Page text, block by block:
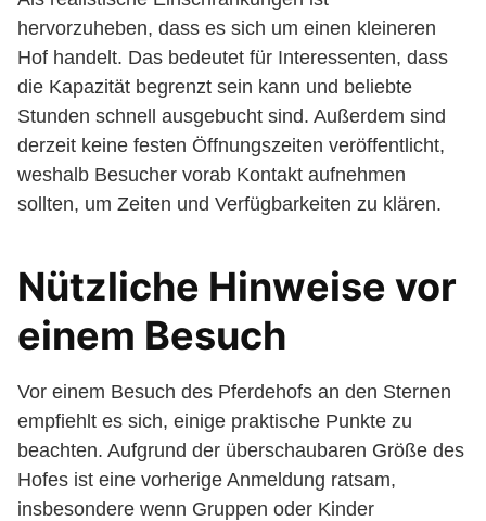
hervorzuheben, dass es sich um einen kleineren
Hof handelt. Das bedeutet für Interessenten, dass
die Kapazität begrenzt sein kann und beliebte
Stunden schnell ausgebucht sind. Außerdem sind
derzeit keine festen Öffnungszeiten veröffentlicht,
weshalb Besucher vorab Kontakt aufnehmen
sollten, um Zeiten und Verfügbarkeiten zu klären.
Nützliche Hinweise vor
einem Besuch
Vor einem Besuch des Pferdehofs an den Sternen
empfiehlt es sich, einige praktische Punkte zu
beachten. Aufgrund der überschaubaren Größe des
Hofes ist eine vorherige Anmeldung ratsam,
insbesondere wenn Gruppen oder Kinder